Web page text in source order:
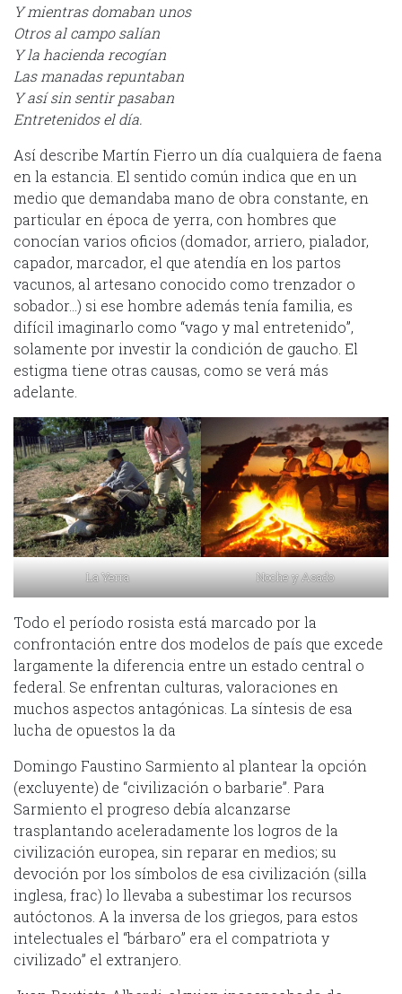
Y mientras domaban unos
Otros al campo salían
Y la hacienda recogían
Las manadas repuntaban
Y así sin sentir pasaban
Entretenidos el día.
Así describe Martín Fierro un día cualquiera de faena
en la estancia. El sentido común indica que en un
medio que demandaba mano de obra constante, en
particular en época de yerra, con hombres que
conocían varios oficios (domador, arriero, pialador,
capador, marcador, el que atendía en los partos
vacunos, al artesano conocido como trenzador o
sobador…) si ese hombre además tenía familia, es
difícil imaginarlo como “vago y mal entretenido”,
solamente por investir la condición de gaucho. El
estigma tiene otras causas, como se verá más
adelante.
La Yerra Noche y Asado
Todo el período rosista está marcado por la
confrontación entre dos modelos de país que excede
largamente la diferencia entre un estado central o
federal. Se enfrentan culturas, valoraciones en
muchos aspectos antagónicas. La síntesis de esa
lucha de opuestos la da
Domingo Faustino Sarmiento al plantear la opción
(excluyente) de “civilización o barbarie”. Para
Sarmiento el progreso debía alcanzarse
trasplantando aceleradamente los logros de la
civilización europea, sin reparar en medios; su
devoción por los símbolos de esa civilización (silla
inglesa, frac) lo llevaba a subestimar los recursos
autóctonos. A la inversa de los griegos, para estos
intelectuales el “bárbaro” era el compatriota y
civilizado” el extranjero.